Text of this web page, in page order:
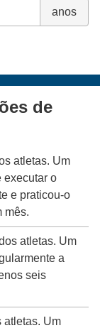
anos
de
atletas. Um
executar o
e praticou-o
mês.
atletas. Um
a
seis
atletas. Um